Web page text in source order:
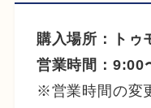
購入場所：トゥ
営業時間：9:00
※営業時間の変